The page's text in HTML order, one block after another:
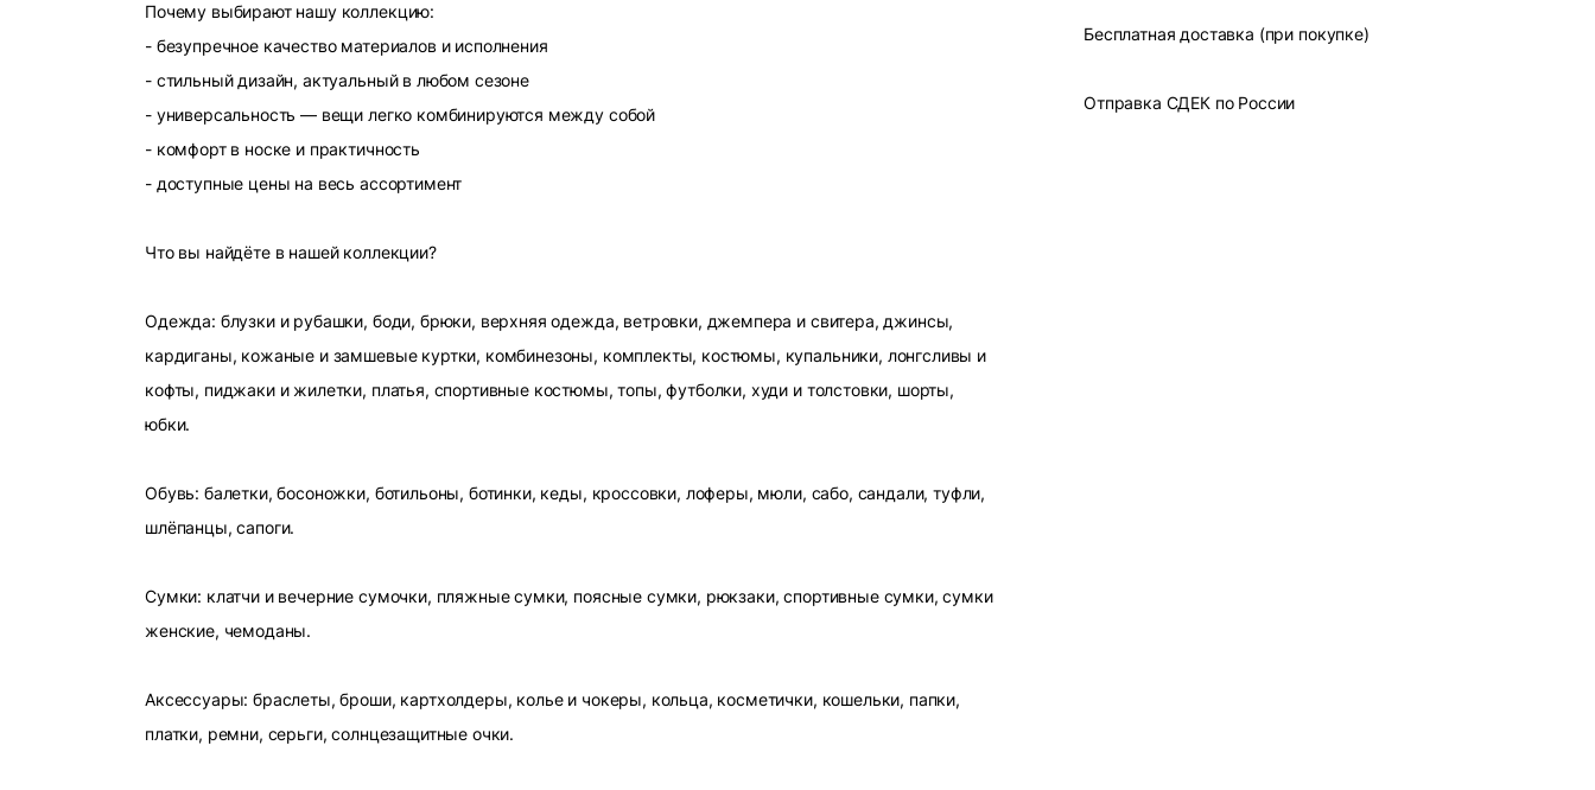
Почему выбирают нашу коллекцию:
- безупречное качество материалов и исполнения
- стильный дизайн, актуальный в любом сезоне
- универсальность — вещи легко комбинируются между собой
- комфорт в носке и практичность
- доступные цены на весь ассортимент
Что вы найдёте в нашей коллекции?
Одежда: блузки и рубашки, боди, брюки, верхняя одежда, ветровки, джемпера и свитера, джинсы,
кардиганы, кожаные и замшевые куртки, комбинезоны, комплекты, костюмы, купальники, лонгсливы и
кофты, пиджаки и жилетки, платья, спортивные костюмы, топы, футболки, худи и толстовки, шорты,
юбки.
Обувь: балетки, босоножки, ботильоны, ботинки, кеды, кроссовки, лоферы, мюли, сабо, сандали, туфли,
шлёпанцы, сапоги.
Сумки: клатчи и вечерние сумочки, пляжные сумки, поясные сумки, рюкзаки, спортивные сумки, сумки
женские, чемоданы.
Аксессуары: браслеты, броши, картхолдеры, колье и чокеры, кольца, косметички, кошельки, папки,
платки, ремни, серьги, солнцезащитные очки.
Бесплатная доставка (при покупке)
Отправка СДЕК по России